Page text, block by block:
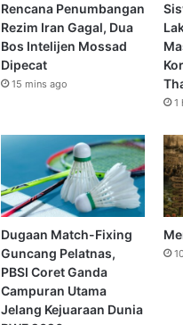
Rencana Penumbangan
Rezim Iran Gagal, Dua
Bos Intelijen Mossad
Dipecat
15 mins ago
1
Dugaan Match-Fixing
Guncang Pelatnas,
PBSI Coret Ganda
Campuran Utama
Jelang Kejuaraan Dunia